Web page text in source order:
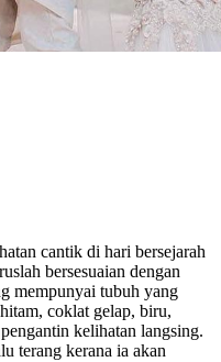
cantik di hari bersejarah
bersesuaian dengan
mempunyai tubuh yang
coklat gelap, biru,
kelihatan langsing.
terang kerana ia akan